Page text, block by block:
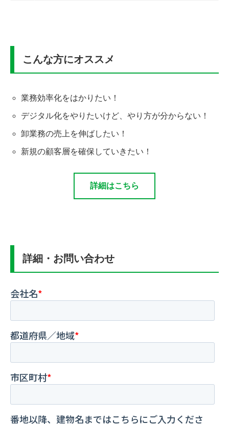
こんな方にオススメ
業務効率化をはかりたい！
デジタル化をやりたいけど、やり方が分からない！
卸業務の売上を伸ばしたい！
新規の顧客層を確保していきたい！
詳細はこちら
詳細・お問い合わせ